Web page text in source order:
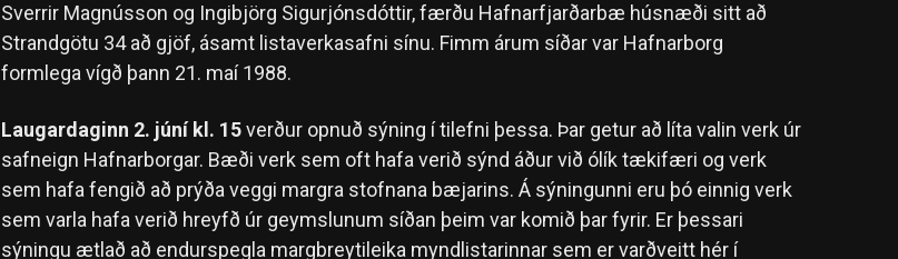
Sverrir Magnússon og Ingibjörg Sigurjónsdóttir, færðu Hafnarfjarðarbæ húsnæði sitt að
Strandgötu 34 að gjöf, ásamt listaverkasafni sínu. Fimm árum síðar var Hafnarborg
formlega vígð þann 21. maí 1988.
Laugardaginn 2. júní kl. 15verður opnuð sýning í tilefni þessa. Þar getur að líta valin verk úr
safneign Hafnarborgar. Bæði verk sem oft hafa verið sýnd áður við ólík tækifæri og verk
sem hafa fengið að prýða veggi margra stofnana bæjarins. Á sýningunni eru þó einnig verk
sem varla hafa verið hreyfð úr geymslunum síðan þeim var komið þar fyrir. Er þessari
sýningu ætlað að endurspegla margbreytileika myndlistarinnar sem er varðveitt hér í